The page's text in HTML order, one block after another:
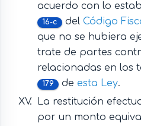
acuerdo con lo
16-c del Código
que no se hubiera
trate de partes
relacionadas en los
179 de esta Ley.
La restitución
por un monto